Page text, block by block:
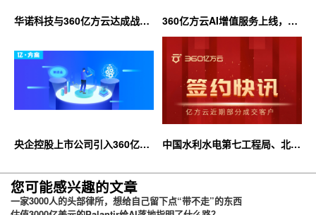
华诺科技与360亿方云达成战略
360亿方云AI增值服务上线，超
大限时优惠等你来！
央企控股上市公司引入360亿方
台
中国水利水电第七工程局、北京
您可能感兴趣的文章
一家3000人的头部律所，想给自己留下点“带不走”的东西